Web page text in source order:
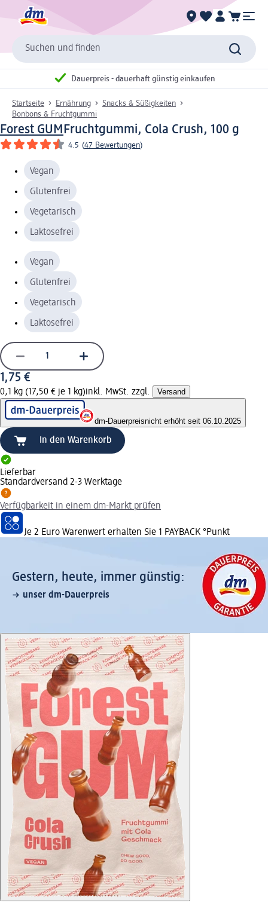
Suchen und finden
Dauerpreis - dauerhaft günstig einkaufen
Startseite Ernährung
Snacks & Süßigkeiten
Bonbons & Fruchtgummi
Forest GUMFruchtgummi, Cola Crush, 100 g
4.5 (47 Bewertungen)
Vegan
Glutenfrei
Vegetarisch
Laktosefrei
Vegan
Glutenfrei
Vegetarisch
Laktosefrei
1,75 €
0,1 kg (17,50 € je 1 kg)inkl. MwSt. zzgl. Versand
dm-Dauerpreisnicht erhöht seit 06.10.2025
In den Warenkorb
Lieferbar
Standardversand 2-3 Werktage
Verfügbarkeit in einem dm-Markt prüfen
Je 2 Euro Warenwert erhalten Sie 1 PAYBACK °Punkt
Gestern, heute, immer günstig:
unser dm-Dauerpreis